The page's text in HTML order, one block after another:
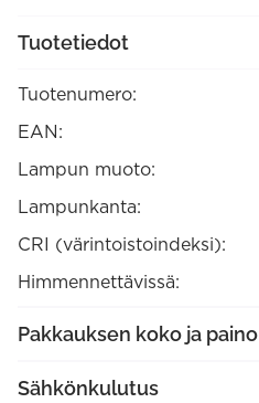
T45x110,
himmennettävä
määrä
Tuotetiedot
Tuotenumero:
EAN:
Lampun muoto:
Lampunkanta:
CRI (värintoistoindeksi):
Himmennettävissä:
Pakkauksen koko ja paino
Sähkönkulutus